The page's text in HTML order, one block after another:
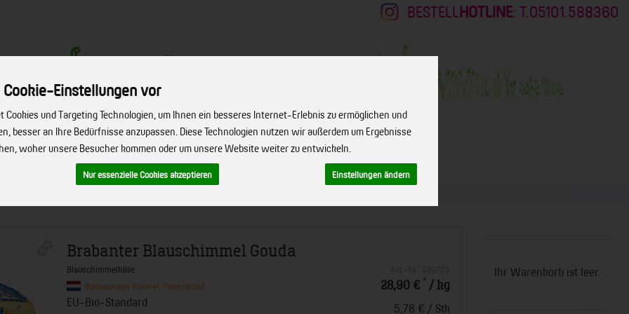
Cookie-Einstellungen vor
Cookies und Targeting Technologien, um Ihnen ein besseres Internet-Erlebnis zu ermöglichen und
besser an Ihre Bedürfnisse anzupassen. Diese Technologien nutzen wir außerdem um Ergebnisse
woher unsere Besucher kommen oder um unsere Website weiter zu entwickeln.
Nur essenzielle Cookies akzeptieren Einstellungen ändern
BESTELL HOTLINE: T.05101.588360
Produkt
FIRMENSERVICE REZEPTE BIO-HÖFE KONTAKT
Brabanter Blauschimmel Gouda
Blauschimmelkäse
Bastiaansen Käserei, Molenschot
EU-Bio-Standard
28,90 € * / kg
5,78 € / Stk
Ihr Warenkorb ist leer.